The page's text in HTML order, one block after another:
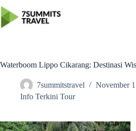
to
content
Waterboom Lippo Cikarang: Destinasi
7summitstravel
November
Info Terkini Tour